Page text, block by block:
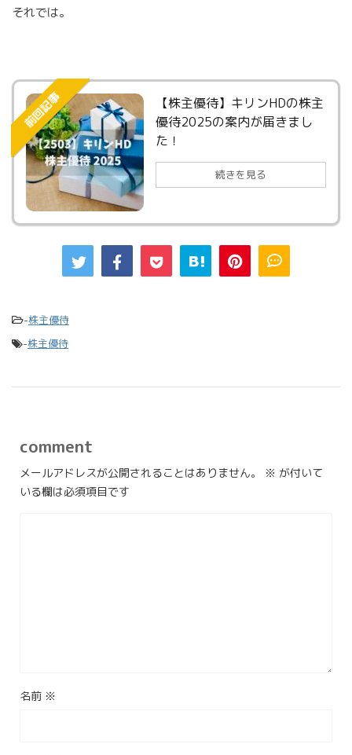
それでは。
前回記事
【株主優待】キリンHDの株主
優待2025の案内が届きまし
た！
続きを見る
-株主優待
-株主優待
comment
メールアドレスが公開されることはありません。 ※ が付いて
いる欄は必須項目です
名前 ※